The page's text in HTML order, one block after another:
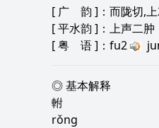
[ 广 韵 ]：而陇切,
[平水韵 ]：上声二肿
[粤 语]：fu2
◎ 基本解释
軵
rǒng